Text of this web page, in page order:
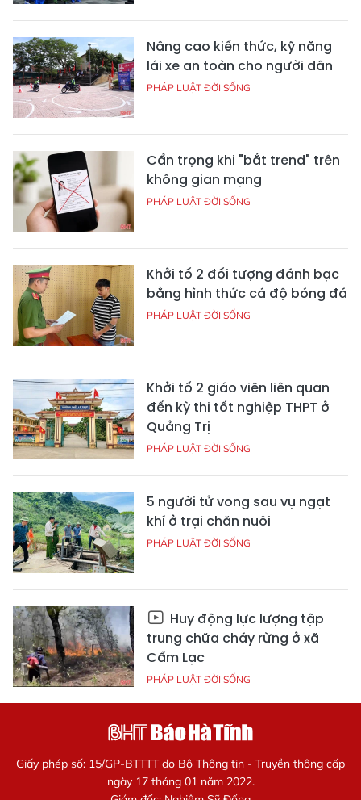
Nâng cao kiến thức, kỹ năng
lái xe an toàn cho người dân
PHÁP LUẬT ĐỜI SỐNG
Cẩn trọng khi "bắt trend" trên
không gian mạng
PHÁP LUẬT ĐỜI SỐNG
Khởi tố 2 đối tượng đánh bạc
bằng hình thức cá độ bóng đá
PHÁP LUẬT ĐỜI SỐNG
Khởi tố 2 giáo viên liên quan
đến kỳ thi tốt nghiệp THPT ở
Quảng Trị
PHÁP LUẬT ĐỜI SỐNG
5 người tử vong sau vụ ngạt
khí ở trại chăn nuôi
PHÁP LUẬT ĐỜI SỐNG
Huy động lực lượng tập
trung chữa cháy rừng ở xã
Cẩm Lạc
PHÁP LUẬT ĐỜI SỐNG
Giấy phép số: 15/GP-BTTTT do Bộ Thông tin - Truyền thông cấp
ngày 17 tháng 01 năm 2022.